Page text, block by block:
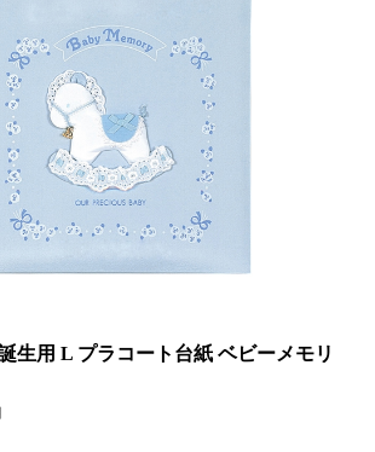
生用 L プラコート台紙 ベビーメモリ